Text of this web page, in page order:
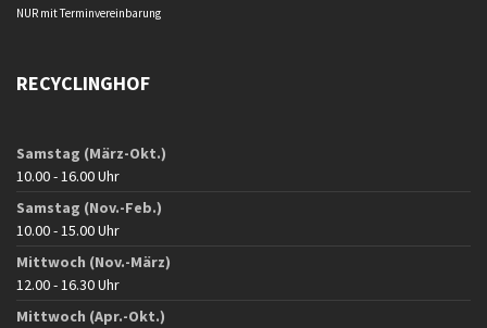
NUR mit Terminvereinbarung
RECYCLINGHOF
Samstag (März-Okt.)
10.00 - 16.00 Uhr
Samstag (Nov.-Feb.)
10.00 - 15.00 Uhr
Mittwoch (Nov.-März)
12.00 - 16.30 Uhr
Mittwoch (Apr.-Okt.)